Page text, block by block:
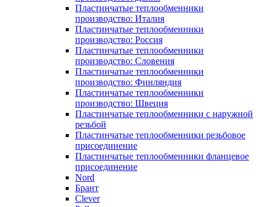
Пластинчатые теплообменники
производство: Италия
Пластинчатые теплообменники
производство: Россия
Пластинчатые теплообменники
производство: Словения
Пластинчатые теплообменники
производство: Финляндия
Пластинчатые теплообменники
производство: Швеция
Пластинчатые теплообменники с наружной
резьбой
Пластинчатые теплообменники резьбовое
присоединение
Пластинчатые теплообменники фланцевое
присоединение
Nord
Брант
Clever